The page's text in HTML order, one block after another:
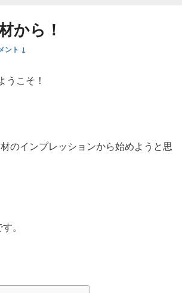
から！
ント ↓
うこそ！
のインプレッションから始めようと思
。